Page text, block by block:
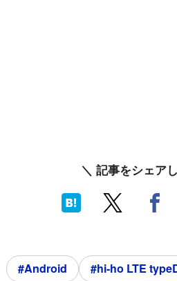
＼ 記事をシェア
#Android #hi-ho LTE